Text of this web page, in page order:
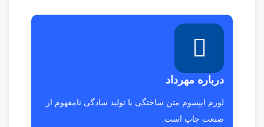
درباره مهرداد
لورم ایپسوم متن ساختگی با تولید سادگی نامفهوم از
صنعت چاپ است.